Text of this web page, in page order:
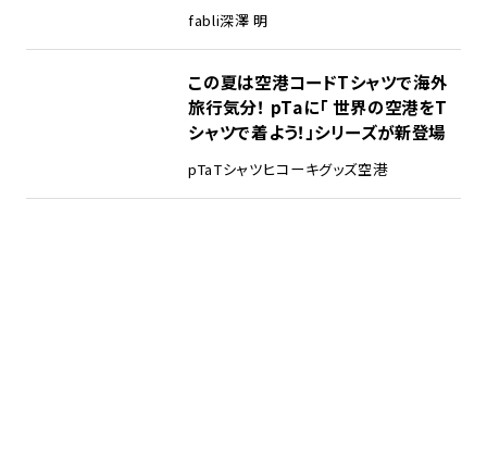
fabli深澤 明
この夏は空港コードTシャツで海外
旅行気分！ pTaに「 世界の空港をT
シャツで着よう！」シリーズが新登場
pTaTシャツヒコーキグッズ空港